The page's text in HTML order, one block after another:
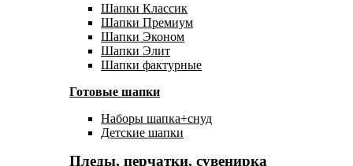
Шапки Классик
Шапки Премиум
Шапки Эконом
Шапки Элит
Шапки фактурные
Готовые шапки
Наборы шапка+снуд
Детские шапки
Пледы, перчатки, сувенирка